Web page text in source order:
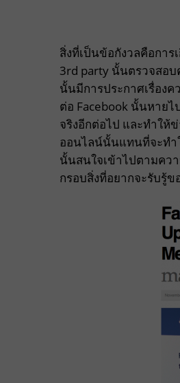
สิ่งที่เป็นข้อกังวลคือการ
3rd party นั้นตรวจสอ
นั้นมีการประกาศเรื่อง
ต่อ Facebook นั้นหาย
จริงอีกต่อไป และทำให้
ออนไลน์นั้นแทนที่จะทำ
นั้นสนใจเข้าไปตามคว
กรอบสิ่งที่อยากจะรับรู้ข